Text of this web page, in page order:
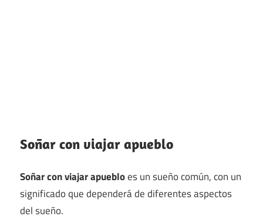
Soñar con viajar apueblo
Soñar con viajar apuebloes un sueño común, con un
significado que dependerá de diferentes aspectos
del sueño.